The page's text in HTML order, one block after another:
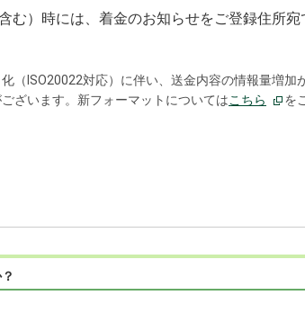
む）時には、着金のお知らせをご登録住所
（ISO20022対応）に伴い、送金内容の情報量増加
ざいます。新フォーマットについてはこちら を